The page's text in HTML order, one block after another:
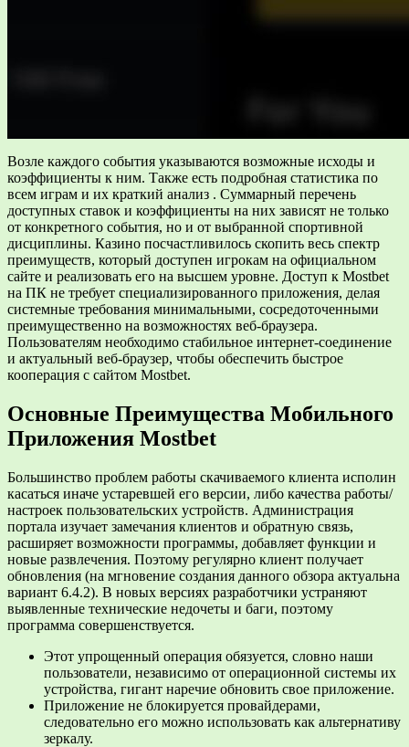
Возле каждого события указываются возможные исходы и
коэффициенты к ним. Также есть подробная статистика по
всем играм и их краткий анализ . Суммарный перечень
доступных ставок и коэффициенты на них зависят не только
от конкретного события, но и от выбранной спортивной
дисциплины. Казино посчастливилось скопить весь спектр
преимуществ, который доступен игрокам на официальном
сайте и реализовать его на высшем уровне. Доступ к Mostbet
на ПК не требует специализированного приложения, делая
системные требования минимальными, сосредоточенными
преимущественно на возможностях веб-браузера.
Пользователям необходимо стабильное интернет-соединение
и актуальный веб-браузер, чтобы обеспечить быстрое
кооперация с сайтом Mostbet.
Основные Преимущества Мобильного
Приложения Mostbet
Большинство проблем работы скачиваемого клиента исполин
касаться иначе устаревшей его версии, либо качества работы/
настроек пользовательских устройств. Администрация
портала изучает замечания клиентов и обратную связь,
расширяет возможности программы, добавляет функции и
новые развлечения. Поэтому регулярно клиент получает
обновления (на мгновение создания данного обзора актуальна
вариант 6.4.2). В новых версиях разработчики устраняют
выявленные технические недочеты и баги, поэтому
программа совершенствуется.
Этот упрощенный операция обязуется, словно наши
пользователи, независимо от операционной системы их
устройства, гигант наречие обновить свое приложение.
Приложение не блокируется провайдерами,
следовательно его можно использовать как альтернативу
зеркалу.